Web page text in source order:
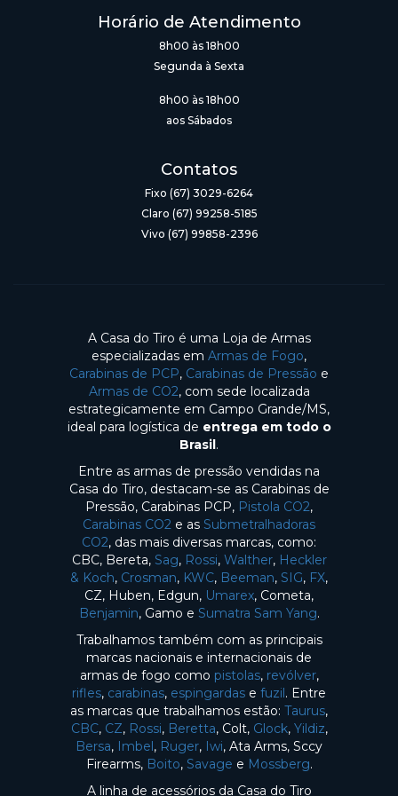
Horário de Atendimento
8h00 às 18h00
Segunda à Sexta
8h00 às 18h00
aos Sábados
Contatos
Fixo (67) 3029-6264
Claro (67) 99258-5185
Vivo (67) 99858-2396
A Casa do Tiro é uma Loja de Armas
especializadas em Armas de Fogo,
Carabinas de PCP, Carabinas de Pressão e
Armas de CO2, com sede localizada
estrategicamente em Campo Grande/MS,
ideal para logística de entrega em todo o
Brasil.
Entre as armas de pressão vendidas na
Casa do Tiro, destacam-se as Carabinas de
Pressão, Carabinas PCP, Pistola CO2,
Carabinas CO2 e as Submetralhadoras
CO2, das mais diversas marcas, como:
CBC, Bereta, Sag, Rossi, Walther, Heckler
& Koch, Crosman, KWC, Beeman, SIG, FX,
CZ, Huben, Edgun, Umarex, Cometa,
Benjamin, Gamo e Sumatra Sam Yang.
Trabalhamos também com as principais
marcas nacionais e internacionais de
armas de fogo como pistolas, revólver,
rifles, carabinas, espingardas e fuzil. Entre
as marcas que trabalhamos estão: Taurus,
CBC, CZ, Rossi, Beretta, Colt, Glock, Yildiz,
Bersa, Imbel, Ruger, Iwi, Ata Arms, Sccy
Firearms, Boito, Savage e Mossberg.
A linha de acessórios da Casa do Tiro